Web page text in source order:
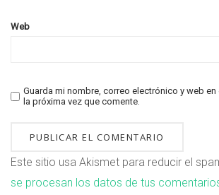
Web
Guarda mi nombre, correo electrónico y web
la próxima vez que comente.
Este sitio usa Akismet para reducir el
se procesan los datos de tus